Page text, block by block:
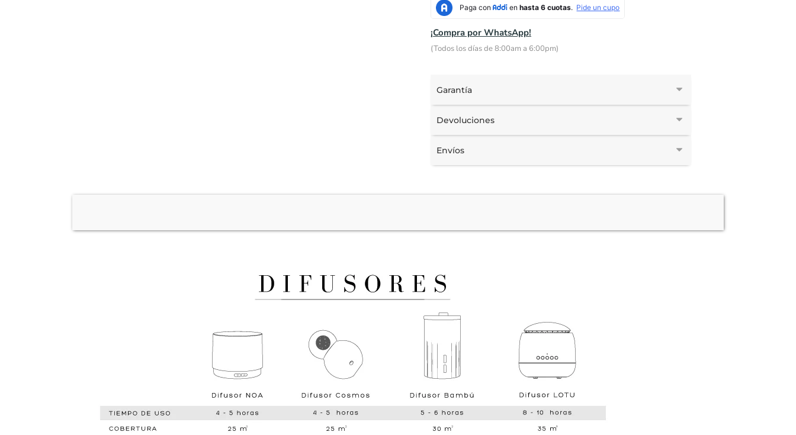
¡Compra por WhatsApp!
(Todos los días de 8:00am a 6:00pm)
Garantía
Devoluciones
Envíos